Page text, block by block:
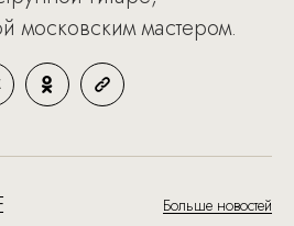
московским мастером.
Больше новостей